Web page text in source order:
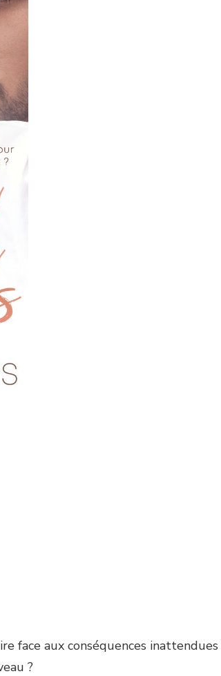
face aux conséquences
?